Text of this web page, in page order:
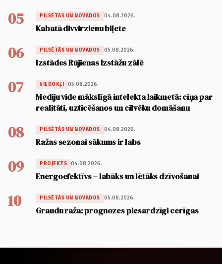
05 PILSĒTĀS UN NOVADOS 04.08.2026.
Kabatā divvirzienu biļete
06 PILSĒTĀS UN NOVADOS 05.08.2026.
Izstādes Rūjienas Izstāžu zālē
07 VIEDOKĻI 05.08.2026.
Mediju vide mākslīgā intelekta laikmetā: cīņa par
realitāti, uzticēšanos un cilvēku domāšanu
08 PILSĒTĀS UN NOVADOS 04.08.2026.
Ražas sezonai sākums ir labs
09 PROJEKTS 04.08.2026.
Energoefektīvs – labāks un lētāks dzīvošanai
10 PILSĒTĀS UN NOVADOS 05.08.2026.
Graudu raža: prognozes piesardzīgi cerīgas